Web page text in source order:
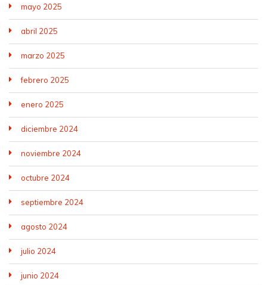
mayo 2025
abril 2025
marzo 2025
febrero 2025
enero 2025
diciembre 2024
noviembre 2024
octubre 2024
septiembre 2024
agosto 2024
julio 2024
junio 2024